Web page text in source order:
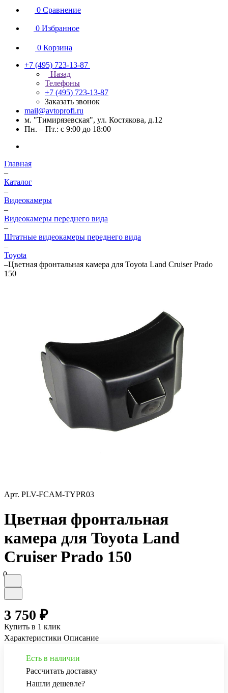
0 Сравнение
0 Избранное
0 Корзина
+7 (495) 723-13-87
Назад
Телефоны
+7 (495) 723-13-87
Заказать звонок
mail@avtoprofi.ru
м. "Тимирязевская", ул. Костякова, д.12
Пн. – Пт.: с 9:00 до 18:00
Главная
–
Каталог
–
Видеокамеры
–
Видеокамеры переднего вида
–
Штатные видеокамеры переднего вида
–
Toyota
–Цветная фронтальная камера для Toyota Land Cruiser Prado
150
Арт. PLV-FCAM-TYPR03
Цветная фронтальная
камера для Toyota Land
Cruiser Prado 150
0
3 750 ₽
Купить в 1 клик
Характеристики Описание
Есть в наличии
Рассчитать доставку
Нашли дешевле?